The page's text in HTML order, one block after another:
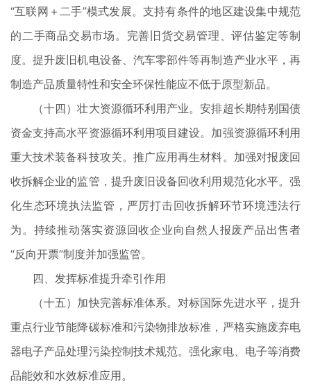
“互联网＋二手”模式发展。支持有条件的地区建设集中规范
的二手商品交易市场。完善旧货交易管理、评估鉴定等制
度。提升废旧机电设备、汽车零部件等再制造产业水平，再
制造产品质量特性和安全环保性能应不低于原型新品。
（十四）壮大资源循环利用产业。安排超长期特别国债
资金支持高水平资源循环利用项目建设。加强资源循环利用
重大技术装备科技攻关。推广应用再生材料。加强对报废回
收拆解企业的监管，提升废旧设备回收利用规范化水平。强
化生态环境执法监管，严厉打击回收拆解环节环境违法行
为。持续推动落实资源回收企业向自然人报废产品出售者
“反向开票”制度并加强监管。
四、发挥标准提升牵引作用
（十五）加快完善标准体系。对标国际先进水平，提升
重点行业节能降碳标准和污染物排放标准，严格实施废弃电
器电子产品处理污染控制技术规范。强化家电、电子等消费
品能效和水效标准应用。